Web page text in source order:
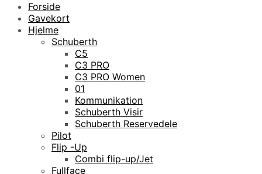
Forside
Gavekort
Hjelme
Schuberth
C5
C3 PRO
C3 PRO Women
01
Kommunikation
Schuberth Visir
Schuberth Reservedele
Pilot
Flip -Up
Combi flip-up/Jet
Fullface